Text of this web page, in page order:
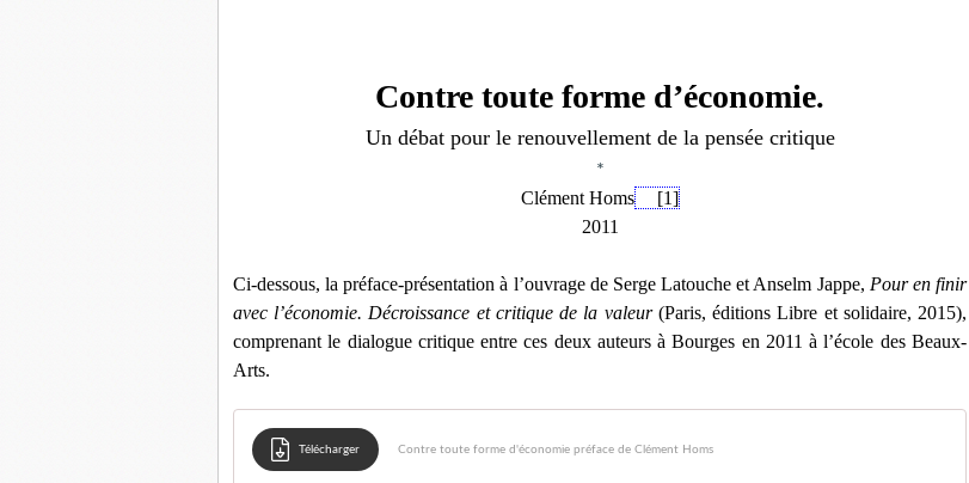
Contre toute forme d’économie.
Un débat pour le renouvellement de la pensée critique
*
Clément Homs
[1]
2011
Ci-dessous, la préface-présentation à l’ouvrage de Serge Latouche et Anselm Jappe, Pour en finir
avec l’économie. Décroissance et critique de la valeur(Paris, éditions Libre et solidaire, 2015),
comprenant le dialogue critique entre ces deux auteurs à Bourges en 2011 à l’école des Beaux-
Arts.
Télécharger Contre toute forme d'économie préface de Clément Homs